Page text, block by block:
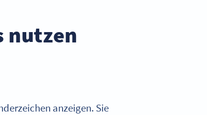
nutzen
anzeigen. Sie